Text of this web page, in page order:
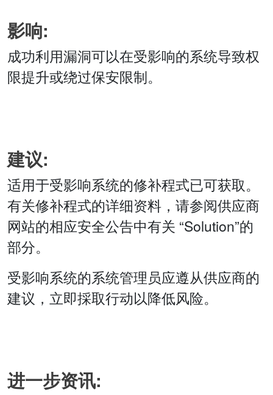
影响:
成功利用漏洞可以在受影响的系统导致权
限提升或绕过保安限制。
建议:
适用于受影响系统的修补程式已可获取。
有关修补程式的详细资料，请参阅供应商
网站的相应安全公告中有关 “Solution”的
部分。
受影响系统的系统管理员应遵从供应商的
建议，立即採取行动以降低风险。
进一步资讯: